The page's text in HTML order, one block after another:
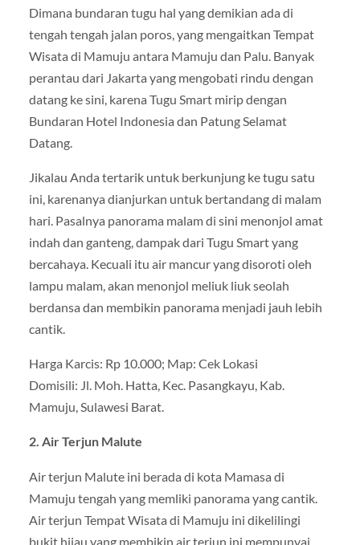
Dimana bundaran tugu hal yang demikian ada di
tengah tengah jalan poros, yang mengaitkan Tempat
Wisata di Mamuju antara Mamuju dan Palu. Banyak
perantau dari Jakarta yang mengobati rindu dengan
datang ke sini, karena Tugu Smart mirip dengan
Bundaran Hotel Indonesia dan Patung Selamat
Datang.
Jikalau Anda tertarik untuk berkunjung ke tugu satu
ini, karenanya dianjurkan untuk bertandang di malam
hari. Pasalnya panorama malam di sini menonjol amat
indah dan ganteng, dampak dari Tugu Smart yang
bercahaya. Kecuali itu air mancur yang disoroti oleh
lampu malam, akan menonjol meliuk liuk seolah
berdansa dan membikin panorama menjadi jauh lebih
cantik.
Harga Karcis: Rp 10.000; Map: Cek Lokasi
Domisili: Jl. Moh. Hatta, Kec. Pasangkayu, Kab.
Mamuju, Sulawesi Barat.
2. Air Terjun Malute
Air terjun Malute ini berada di kota Mamasa di
Mamuju tengah yang memliki panorama yang cantik.
Air terjun Tempat Wisata di Mamuju ini dikelilingi
bukit hijau yang membikin air terjun ini mempunyai